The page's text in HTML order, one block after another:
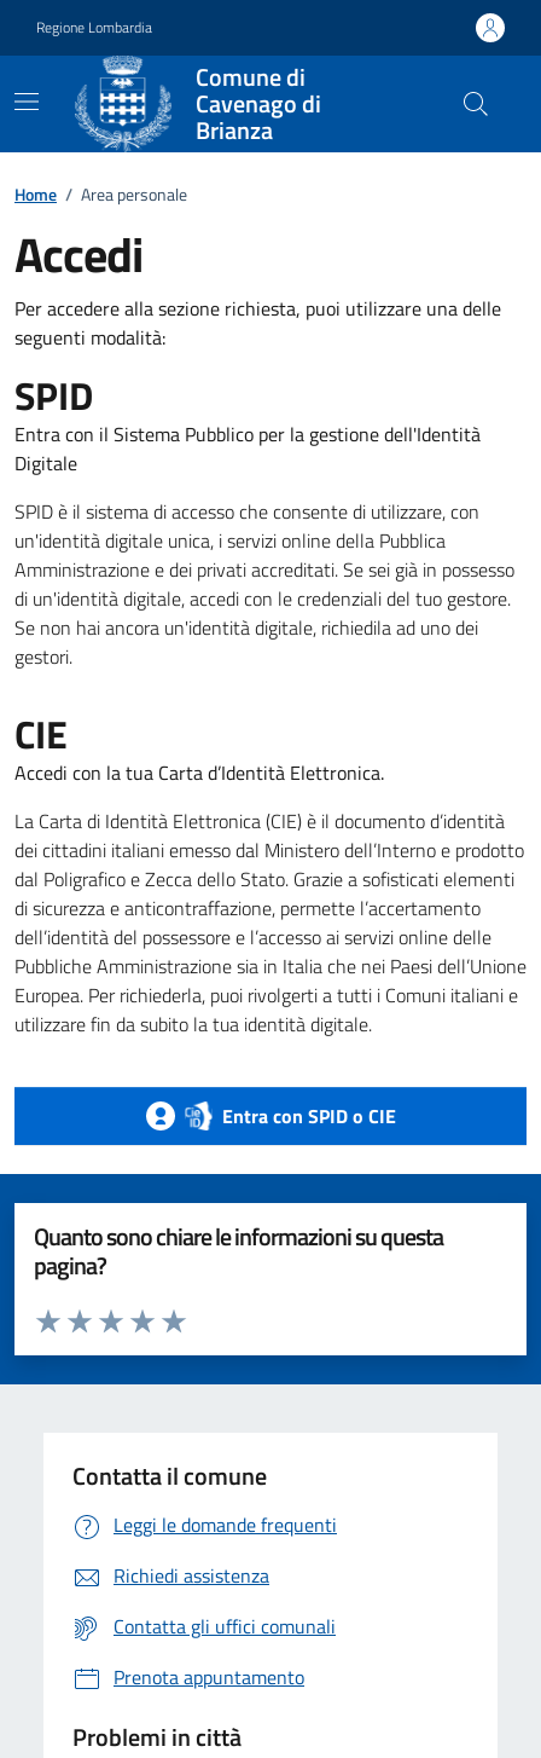
Regione Lombardia
Comune di
Cavenago di
Brianza
Home / Area personale
Accedi
Per accedere alla sezione richiesta, puoi utilizzare una delle
seguenti modalità:
SPID
Entra con il Sistema Pubblico per la gestione dell'Identità
Digitale
SPID è il sistema di accesso che consente di utilizzare, con
un'identità digitale unica, i servizi online della Pubblica
Amministrazione e dei privati accreditati. Se sei già in possesso
di un'identità digitale, accedi con le credenziali del tuo gestore.
Se non hai ancora un'identità digitale, richiedila ad uno dei
gestori.
CIE
Accedi con la tua Carta d’Identità Elettronica.
La Carta di Identità Elettronica (CIE) è il documento d’identità
dei cittadini italiani emesso dal Ministero dell’Interno e prodotto
dal Poligrafico e Zecca dello Stato. Grazie a sofisticati elementi
di sicurezza e anticontraffazione, permette l’accertamento
dell’identità del possessore e l’accesso ai servizi online delle
Pubbliche Amministrazione sia in Italia che nei Paesi dell’Unione
Europea. Per richiederla, puoi rivolgerti a tutti i Comuni italiani e
utilizzare fin da subito la tua identità digitale.
Entra con SPID o CIE
Quanto sono chiare le informazioni su questa
pagina?
Valuta da 1 a 5 stelle la pagina
Valuta 5 stelle su 5
Valuta 4 stelle su 5
Valuta 3 stelle su 5
Valuta 2 stelle su 5
Valuta 1 stelle su 5
Contatta il comune
Leggi le domande frequenti
Richiedi assistenza
Contatta gli uffici comunali
Prenota appuntamento
Problemi in città